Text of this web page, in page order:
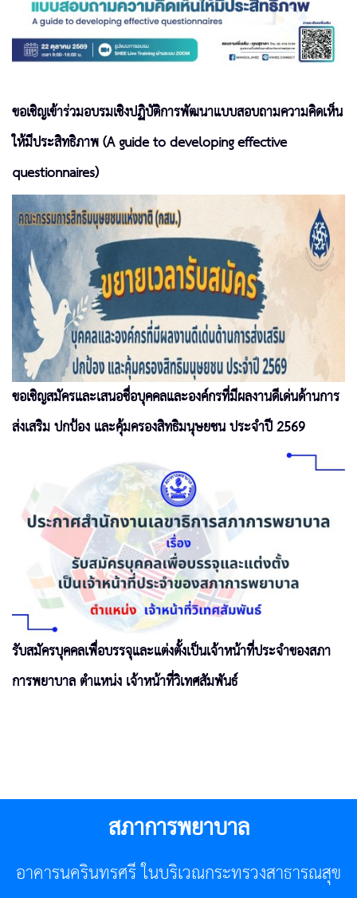
ขอเชิญเข้าร่วมอบรมเชิงปฏิบัติการพัฒนาแบบสอบถามความคิดเห็น
ให้มีประสิทธิภาพ (A guide to developing effective
questionnaires)
ขอเชิญสมัครและเสนอชื่อบุคคลและองค์กรที่มีผลงานดีเด่นด้านการ
ส่งเสริม ปกป้อง และคุ้มครองสิทธิมนุษยชน ประจำปี 2569
รับสมัครบุคคลเพื่อบรรจุและแต่งตั้งเป็นเจ้าหน้าที่ประจำของสภา
การพยาบาล ตำแหน่ง เจ้าหน้าที่วิเทศสัมพันธ์
สภาการพยาบาล
อาคารนครินทรศรี ในบริเวณกระทรวงสาธารณสุข